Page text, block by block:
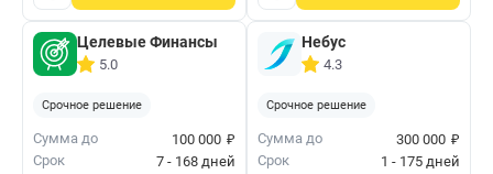
Целевые Финансы
5.0
Срочное решение
Сумма до 100 000 ₽
Срок
7 - 168 дней
Небус
4.3
Срочное решение
Сумма до 300 000 ₽
Срок
1 - 175 дней